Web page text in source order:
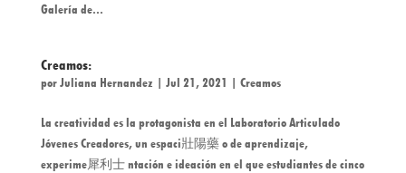
Galería de...
Creamos:
porJuliana Hernandez | Jul 21, 2021 | Creamos
La creatividad es la protagonista en el Laboratorio Articulado
Jóvenes Creadores, un espaci 壯陽藥 o de aprendizaje,
experime 犀利士 ntación e ideación en el que estudiantes de cinco